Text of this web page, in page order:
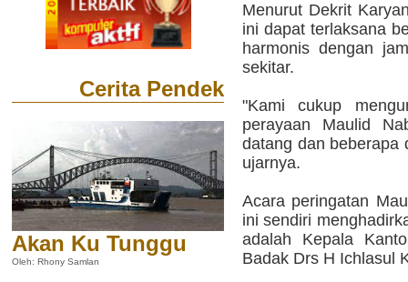
Cerita Pendek
Akan Ku Tunggu
Oleh: Rhony Samlan
Menurut Dekrit
ini dapat terlaksana
harmonis dengan
sekitar.
"Kami cukup
perayaan Maulid
datang dan beberapa
ujarnya.
Acara peringatan
ini sendiri
adalah Kepala
Badak Drs H Ichlasul